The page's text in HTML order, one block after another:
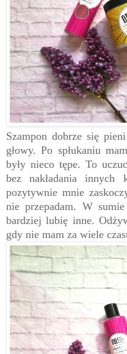
Szampon dobrze się
głowy. Po spłukaniu
były nieco tępe. To
bez nakładania innych
pozytywnie mnie
nie przepadam. W
bardziej lubię inne.
gdy nie mam za wiele